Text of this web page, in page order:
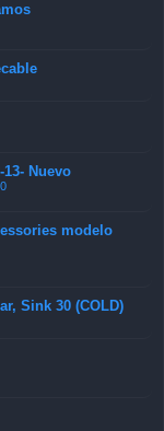
Nuevo
modelo
Sink 30 (COLD)